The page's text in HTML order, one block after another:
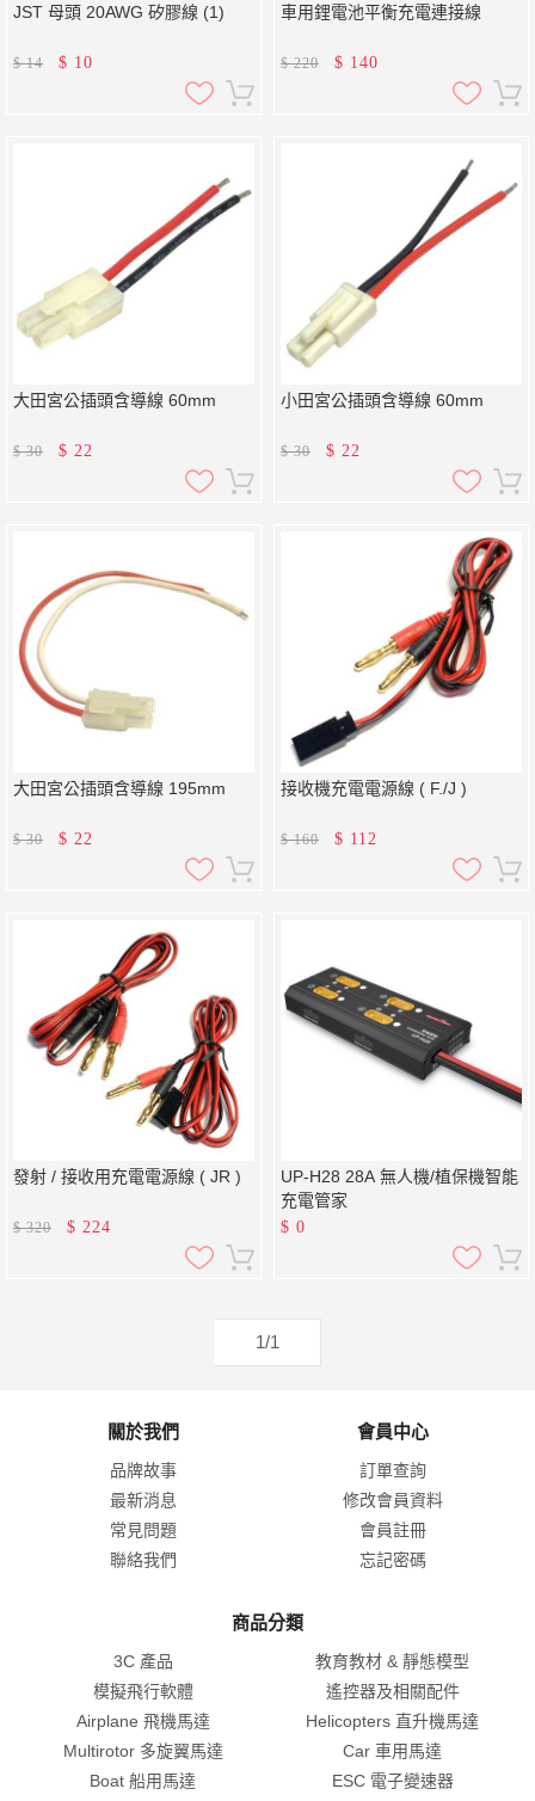
JST 母頭 20AWG 矽膠線 (1)
$14 $ 10
車用鋰電池平衡充電連接線
$220 $ 140
大田宮公插頭含導線 60mm
$30 $ 22
小田宮公插頭含導線 60mm
$30 $ 22
大田宮公插頭含導線 195mm
$30 $ 22
接收機充電電源線 ( F./J )
$160 $ 112
發射 / 接收用充電電源線 ( JR )
$320 $ 224
UP-H28 28A 無人機/植保機智能
充電管家
$ 0
1/1
關於我們
品牌故事
最新消息
常見問題
聯絡我們
會員中心
訂單查詢
修改會員資料
會員註冊
忘記密碼
商品分類
3C 產品
教育教材 & 靜態模型
模擬飛行軟體
遙控器及相關配件
Airplane 飛機馬達
Helicopters 直升機馬達
Multirotor 多旋翼馬達
Car 車用馬達
Boat 船用馬達
ESC 電子變速器